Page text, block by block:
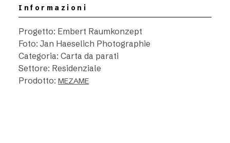
Informazioni
Progetto: Embert Raumkonzept
Foto: Jan Haeselich Photographie
Categoria: Carta da parati
Settore: Residenziale
Prodotto: MEZAME